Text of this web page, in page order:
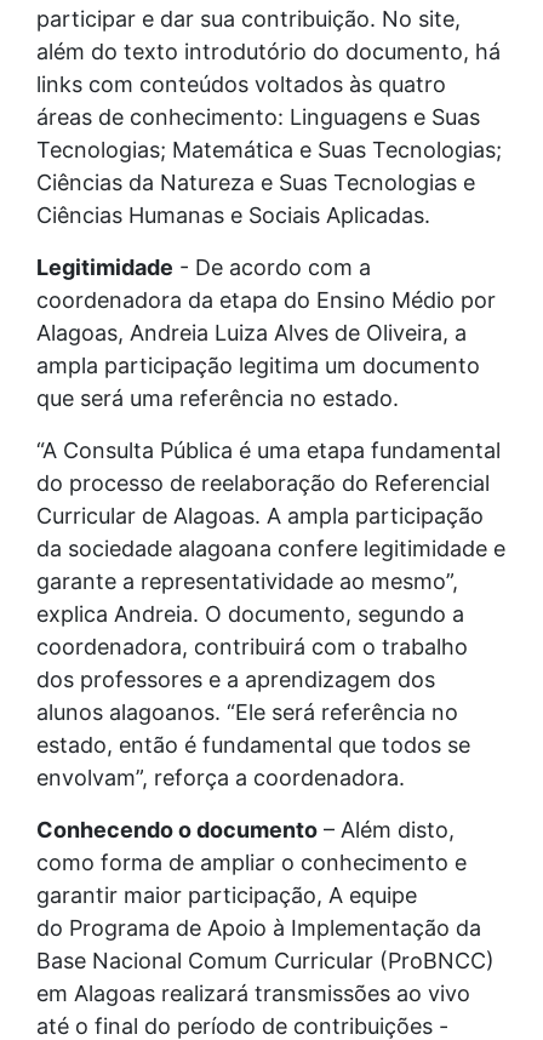
participar e dar sua contribuição. No site,
além do texto introdutório do documento, há
links com conteúdos voltados às quatro
áreas de conhecimento: Linguagens e Suas
Tecnologias; Matemática e Suas Tecnologias;
Ciências da Natureza e Suas Tecnologias e
Ciências Humanas e Sociais Aplicadas.
Legitimidade - De acordo com a
coordenadora da etapa do Ensino Médio por
Alagoas, Andreia Luiza Alves de Oliveira, a
ampla participação legitima um documento
que será uma referência no estado.
“A Consulta Pública é uma etapa fundamental
do processo de reelaboração do Referencial
Curricular de Alagoas. A ampla participação
da sociedade alagoana confere legitimidade e
garante a representatividade ao mesmo”,
explica Andreia. O documento, segundo a
coordenadora, contribuirá com o trabalho
dos professores e a aprendizagem dos
alunos alagoanos. “Ele será referência no
estado, então é fundamental que todos se
envolvam”, reforça a coordenadora.
Conhecendo o documento – Além disto,
como forma de ampliar o conhecimento e
garantir maior participação, A equipe
do Programa de Apoio à Implementação da
Base Nacional Comum Curricular (ProBNCC)
em Alagoas realizará transmissões ao vivo
até o final do período de contribuições -